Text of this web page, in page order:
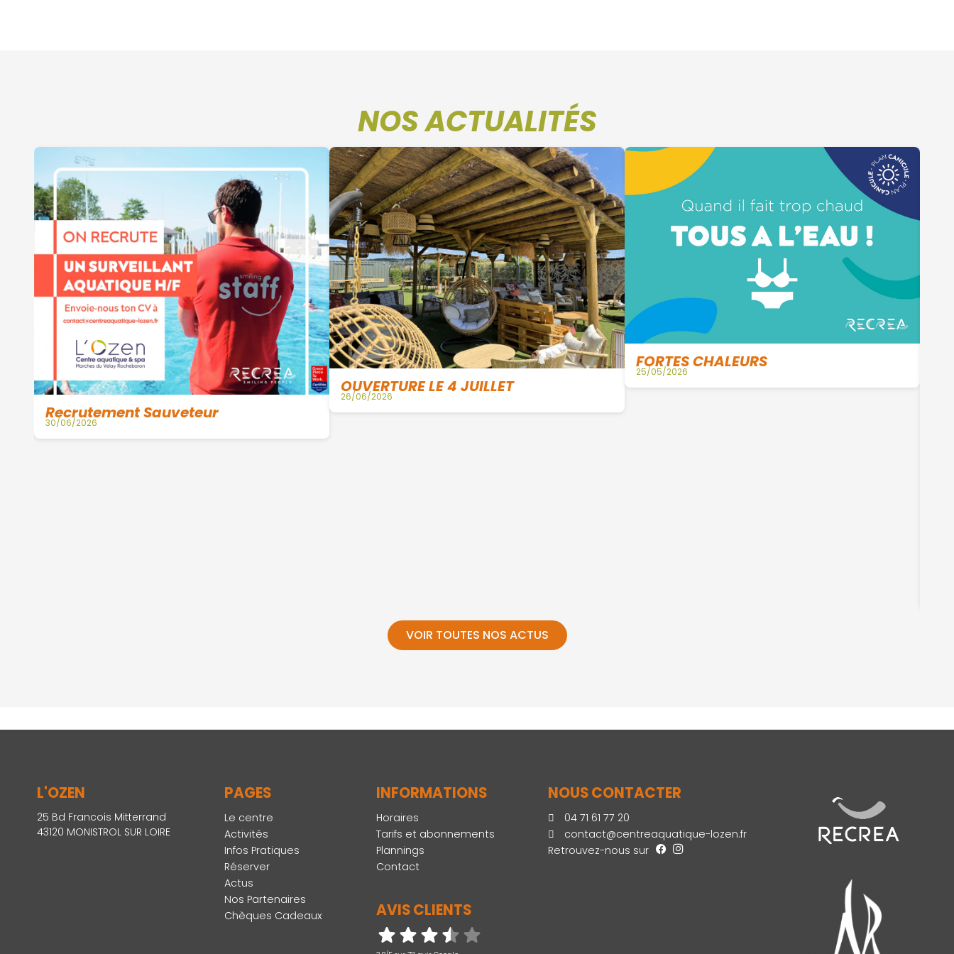
NOS ACTUALITÉS
Recrutement Sauveteur
30/06/2026
OUVERTURE LE 4 JUILLET
26/06/2026
FORTES CHALEURS
25/05/2026
VOIR TOUTES NOS ACTUS
L'OZEN
25 Bd Francois Mitterrand
43120 MONISTROL SUR LOIRE
PAGES
Le centre
Activités
Infos Pratiques
Réserver
Actus
Nos Partenaires
Chèques Cadeaux
INFORMATIONS
Horaires
Tarifs et abonnements
Plannings
Contact
AVIS CLIENTS
NOUS CONTACTER
04 71 61 77 20
contact@centreaquatique-lozen.fr
Retrouvez-nous sur